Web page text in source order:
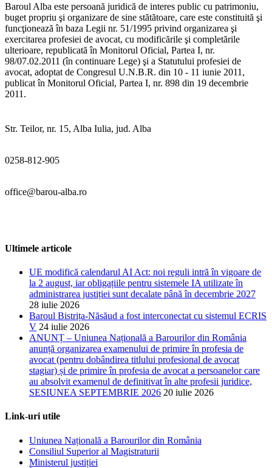
Baroul Alba este persoană juridică de interes public cu patrimoniu,
buget propriu şi organizare de sine stătătoare, care este constituită şi
funcţionează în baza Legii nr. 51/1995 privind organizarea şi
exercitarea profesiei de avocat, cu modificările şi completările
ulterioare, republicată în Monitorul Oficial, Partea I, nr.
98/07.02.2011 (în continuare Lege) şi a Statutului profesiei de
avocat, adoptat de Congresul U.N.B.R. din 10 - 11 iunie 2011,
publicat în Monitorul Oficial, Partea I, nr. 898 din 19 decembrie
2011.
Str. Teilor, nr. 15, Alba Iulia, jud. Alba
0258-812-905
office@barou-alba.ro
Ultimele articole
UE modifică calendarul AI Act: noi reguli intră în vigoare de
la 2 august, iar obligațiile pentru sistemele IA utilizate în
administrarea justiției sunt decalate până în decembrie 2027
28 iulie 2026
Baroul Bistrița-Năsăud a fost interconectat cu sistemul ECRIS
V 24 iulie 2026
ANUNȚ – Uniunea Națională a Barourilor din România
anunță organizarea examenului de primire în profesia de
avocat (pentru dobândirea titlului profesional de avocat
stagiar) și de primire în profesia de avocat a persoanelor care
au absolvit examenul de definitivat în alte profesii juridice,
SESIUNEA SEPTEMBRIE 2026 20 iulie 2026
Link-uri utile
Uniunea Națională a Barourilor din România
Consiliul Superior al Magistraturii
Ministerul justiției